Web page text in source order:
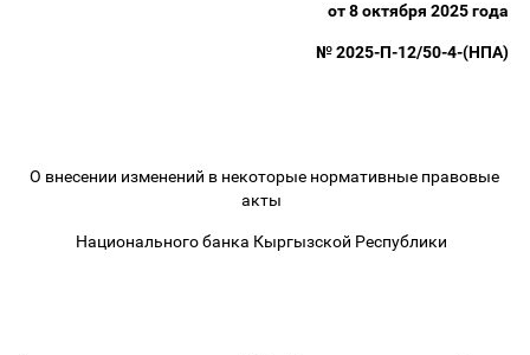
от 8 октября 2025 года
№ 2025-П-12/50-4-(НПА)
О внесении изменений в некоторые нормативные правовые
акты
Национального банка Кыргызской Республики